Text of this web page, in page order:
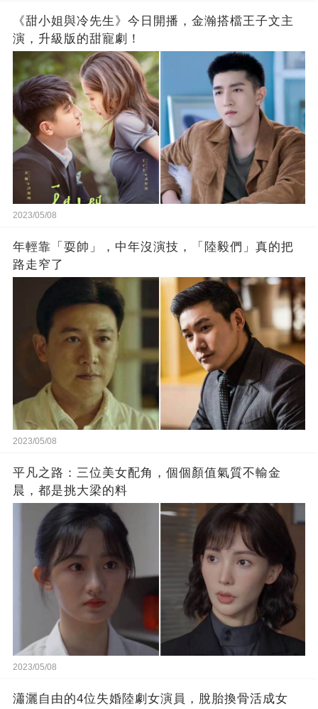
《甜小姐與冷先生》今日開播，金瀚搭檔王子文主
演，升級版的甜寵劇！
2023/05/08
年輕靠「耍帥」，中年沒演技，「陸毅們」真的把
路走窄了
2023/05/08
平凡之路：三位美女配角，個個顏值氣質不輸金
晨，都是挑大梁的料
2023/05/08
瀟灑自由的4位失婚陸劇女演員，脫胎換骨活成女